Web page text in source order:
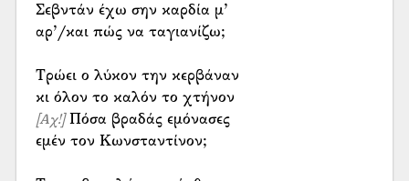
Σεβντάν έχω σην καρδία μ’
αρ’/και πώς να ταγιανίζω;
Τρώει ο λύκον την κερβάναν
[Αχ!]Πόσα βραδάς εμόνασες
εμέν τον Κωνσταντίνον;